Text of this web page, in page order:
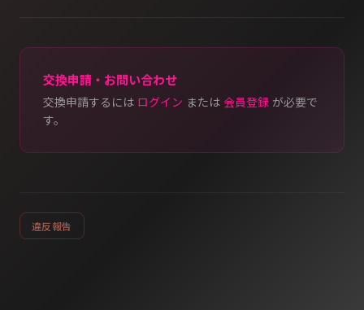
交換申請・お問い合わせ
交換申請するには ログイン または 会員登録 が必要で
す。
違反報告